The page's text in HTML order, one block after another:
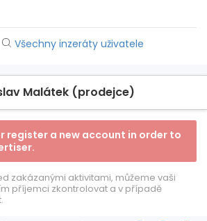
Všechny inzeráty uživatele
Malátek (prodejce)
register a new account in order to
zakázanými aktivitami, můžeme vaši
příjemci zkontrolovat a v případě